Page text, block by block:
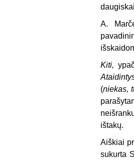
A.
Kiti,
(niekas,
ištakų.
Aiškiai
sukurta